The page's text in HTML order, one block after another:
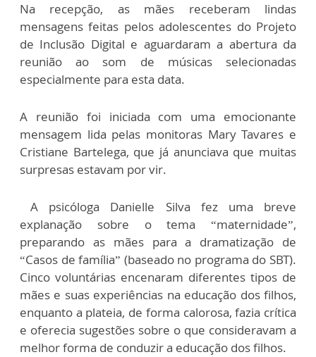
Na recepção, as mães receberam lindas
mensagens feitas pelos adolescentes do Projeto
de Inclusão Digital e aguardaram a abertura da
reunião ao som de músicas selecionadas
especialmente para esta data.
A reunião foi iniciada com uma emocionante
mensagem lida pelas monitoras Mary Tavares e
Cristiane Bartelega, que já anunciava que muitas
surpresas estavam por vir.
A psicóloga Danielle Silva fez uma breve
explanação sobre o tema “maternidade”,
preparando as mães para a dramatização de
“Casos de família” (baseado no programa do SBT).
Cinco voluntárias encenaram diferentes tipos de
mães e suas experiências na educação dos filhos,
enquanto a plateia, de forma calorosa, fazia crítica
e oferecia sugestões sobre o que consideravam a
melhor forma de conduzir a educação dos filhos.